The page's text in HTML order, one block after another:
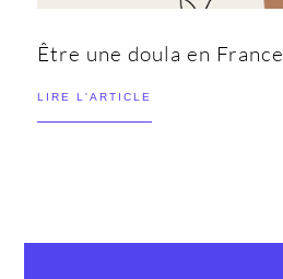
Être une doula en France
LIRE L'ARTICLE